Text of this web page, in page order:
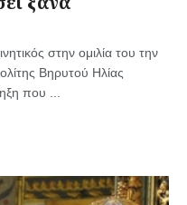
στην ομιλία του την
Βηρυτού Ηλίας
που ...